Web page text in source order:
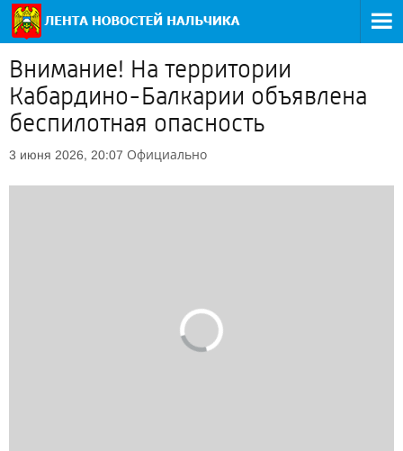
Внимание! На территории
Кабардино-Балкарии объявлена
беспилотная опасность
3 июня 2026, 20:07 Официально